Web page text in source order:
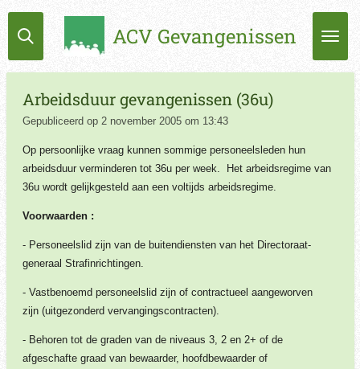
Ga
direct
de
hoofdinhoud
ACV Gevangenissen
Arbeidsduur gevangenissen (36u)
Gepubliceerd op 2 november 2005 om 13:43
Op persoonlijke vraag kunnen sommige personeelsleden hun
arbeidsduur verminderen tot 36u per week. Het arbeidsregime van
36u wordt gelijkgesteld aan een voltijds arbeidsregime.
Voorwaarden :
- Personeelslid zijn van de buitendiensten van het Directoraat-
generaal Strafinrichtingen.
- Vastbenoemd personeelslid zijn of contractueel aangeworven
zijn (uitgezonderd vervangingscontracten).
- Behoren tot de graden van de niveaus 3, 2 en 2+ of de
afgeschafte graad van bewaarder, hoofdbewaarder of